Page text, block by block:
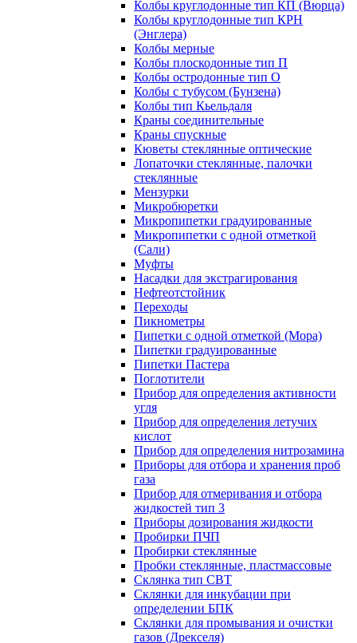
Колбы круглодонные тип КП (Вюрца)
Колбы круглодонные тип КРН
(Энглера)
Колбы мерные
Колбы плоскодонные тип П
Колбы остродонные тип О
Колбы с тубусом (Бунзена)
Колбы тип Кьельдаля
Краны соединительные
Краны спускные
Кюветы стеклянные оптические
Лопаточки стеклянные, палочки
стеклянные
Мензурки
Микробюретки
Микропипетки градуированные
Микропипетки с одной отметкой
(Сали)
Муфты
Насадки для экстрагирования
Нефтеотстойник
Переходы
Пикнометры
Пипетки с одной отметкой (Мора)
Пипетки градуированные
Пипетки Пастера
Поглотители
Прибор для определения активности
угля
Прибор для определения летучих
кислот
Прибор для определения нитрозамина
Приборы для отбора и хранения проб
газа
Прибор для отмеривания и отбора
жидкостей тип 3
Приборы дозирования жидкости
Пробирки ПЧП
Пробирки стеклянные
Пробки стеклянные, пластмассовые
Склянка тип СВТ
Склянки для инкубации при
определении БПК
Склянки для промывания и очистки
газов (Дрекселя)